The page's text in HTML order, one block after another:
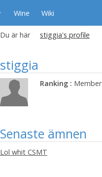
Wine Wiki
Du är här stiggia's profile
stiggia
Ranking : Member
Senaste ämnen
Lol whit CSMT